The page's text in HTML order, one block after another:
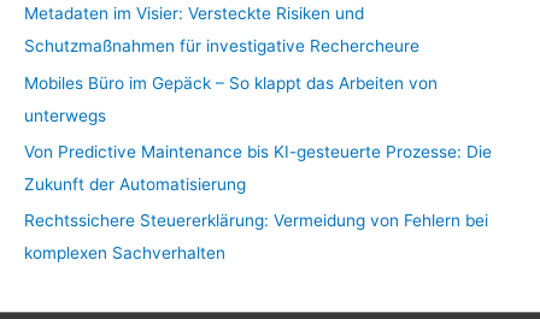
Metadaten im Visier: Versteckte Risiken und
Schutzmaßnahmen für investigative Rechercheure
Mobiles Büro im Gepäck – So klappt das Arbeiten von
unterwegs
Von Predictive Maintenance bis KI-gesteuerte Prozesse: Die
Zukunft der Automatisierung
Rechtssichere Steuererklärung: Vermeidung von Fehlern bei
komplexen Sachverhalten